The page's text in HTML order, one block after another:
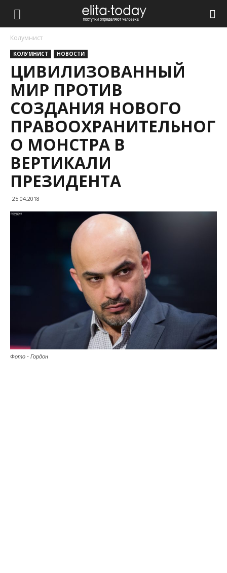
Колумнист
КОЛУМНИСТ НОВОСТИ
ЦИВИЛИЗОВАННЫЙ
МИР ПРОТИВ
СОЗДАНИЯ НОВОГО
ПРАВООХРАНИТЕЛЬНОГ
О МОНСТРА В
ВЕРТИКАЛИ
ПРЕЗИДЕНТА
25.04.2018
Фото - Гордон